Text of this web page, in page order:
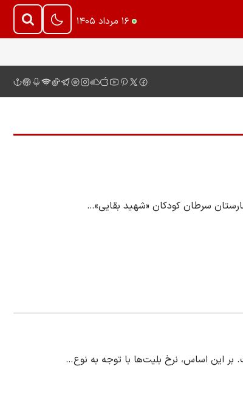
۱۶ مرداد ۱۴۰۵
سرطان کودکان «شهید بقایی»…